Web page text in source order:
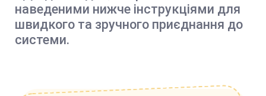
наведеними нижче інструкціями для
швидкого та зручного приєднання до
системи.